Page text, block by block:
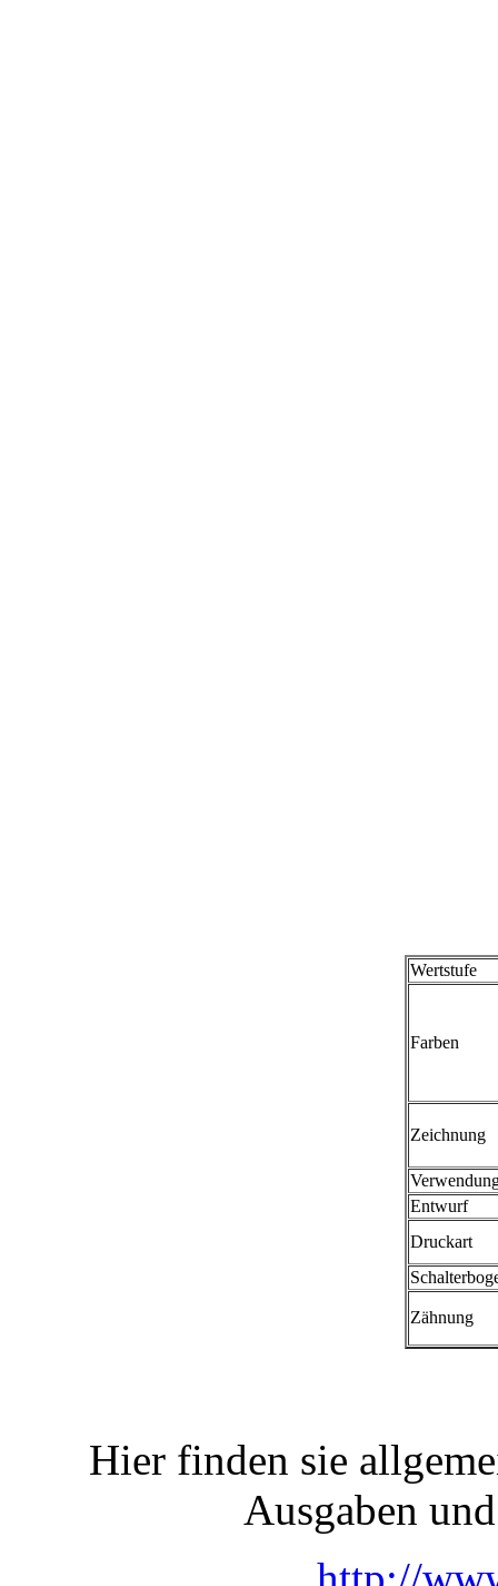
Wertstufe
Farben
Zeichnung
Entwurf
Druckart
Zähnung
Hier finden sie
Ausgaben